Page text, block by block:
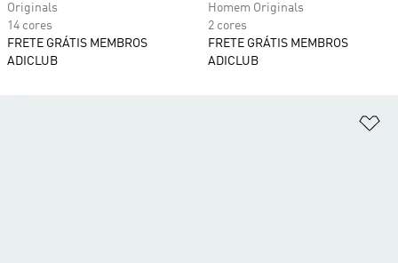
Originals
14 cores
FRETE GRÁTIS MEMBROS
ADICLUB
Homem Originals
2 cores
FRETE GRÁTIS MEMBROS
ADICLUB